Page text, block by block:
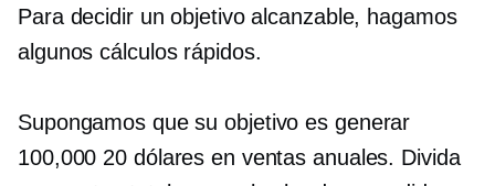
Para decidir un objetivo alcanzable, hagamos
algunos cálculos rápidos.
Supongamos que su objetivo es generar
100,000 20 dólares en ventas anuales. Divida